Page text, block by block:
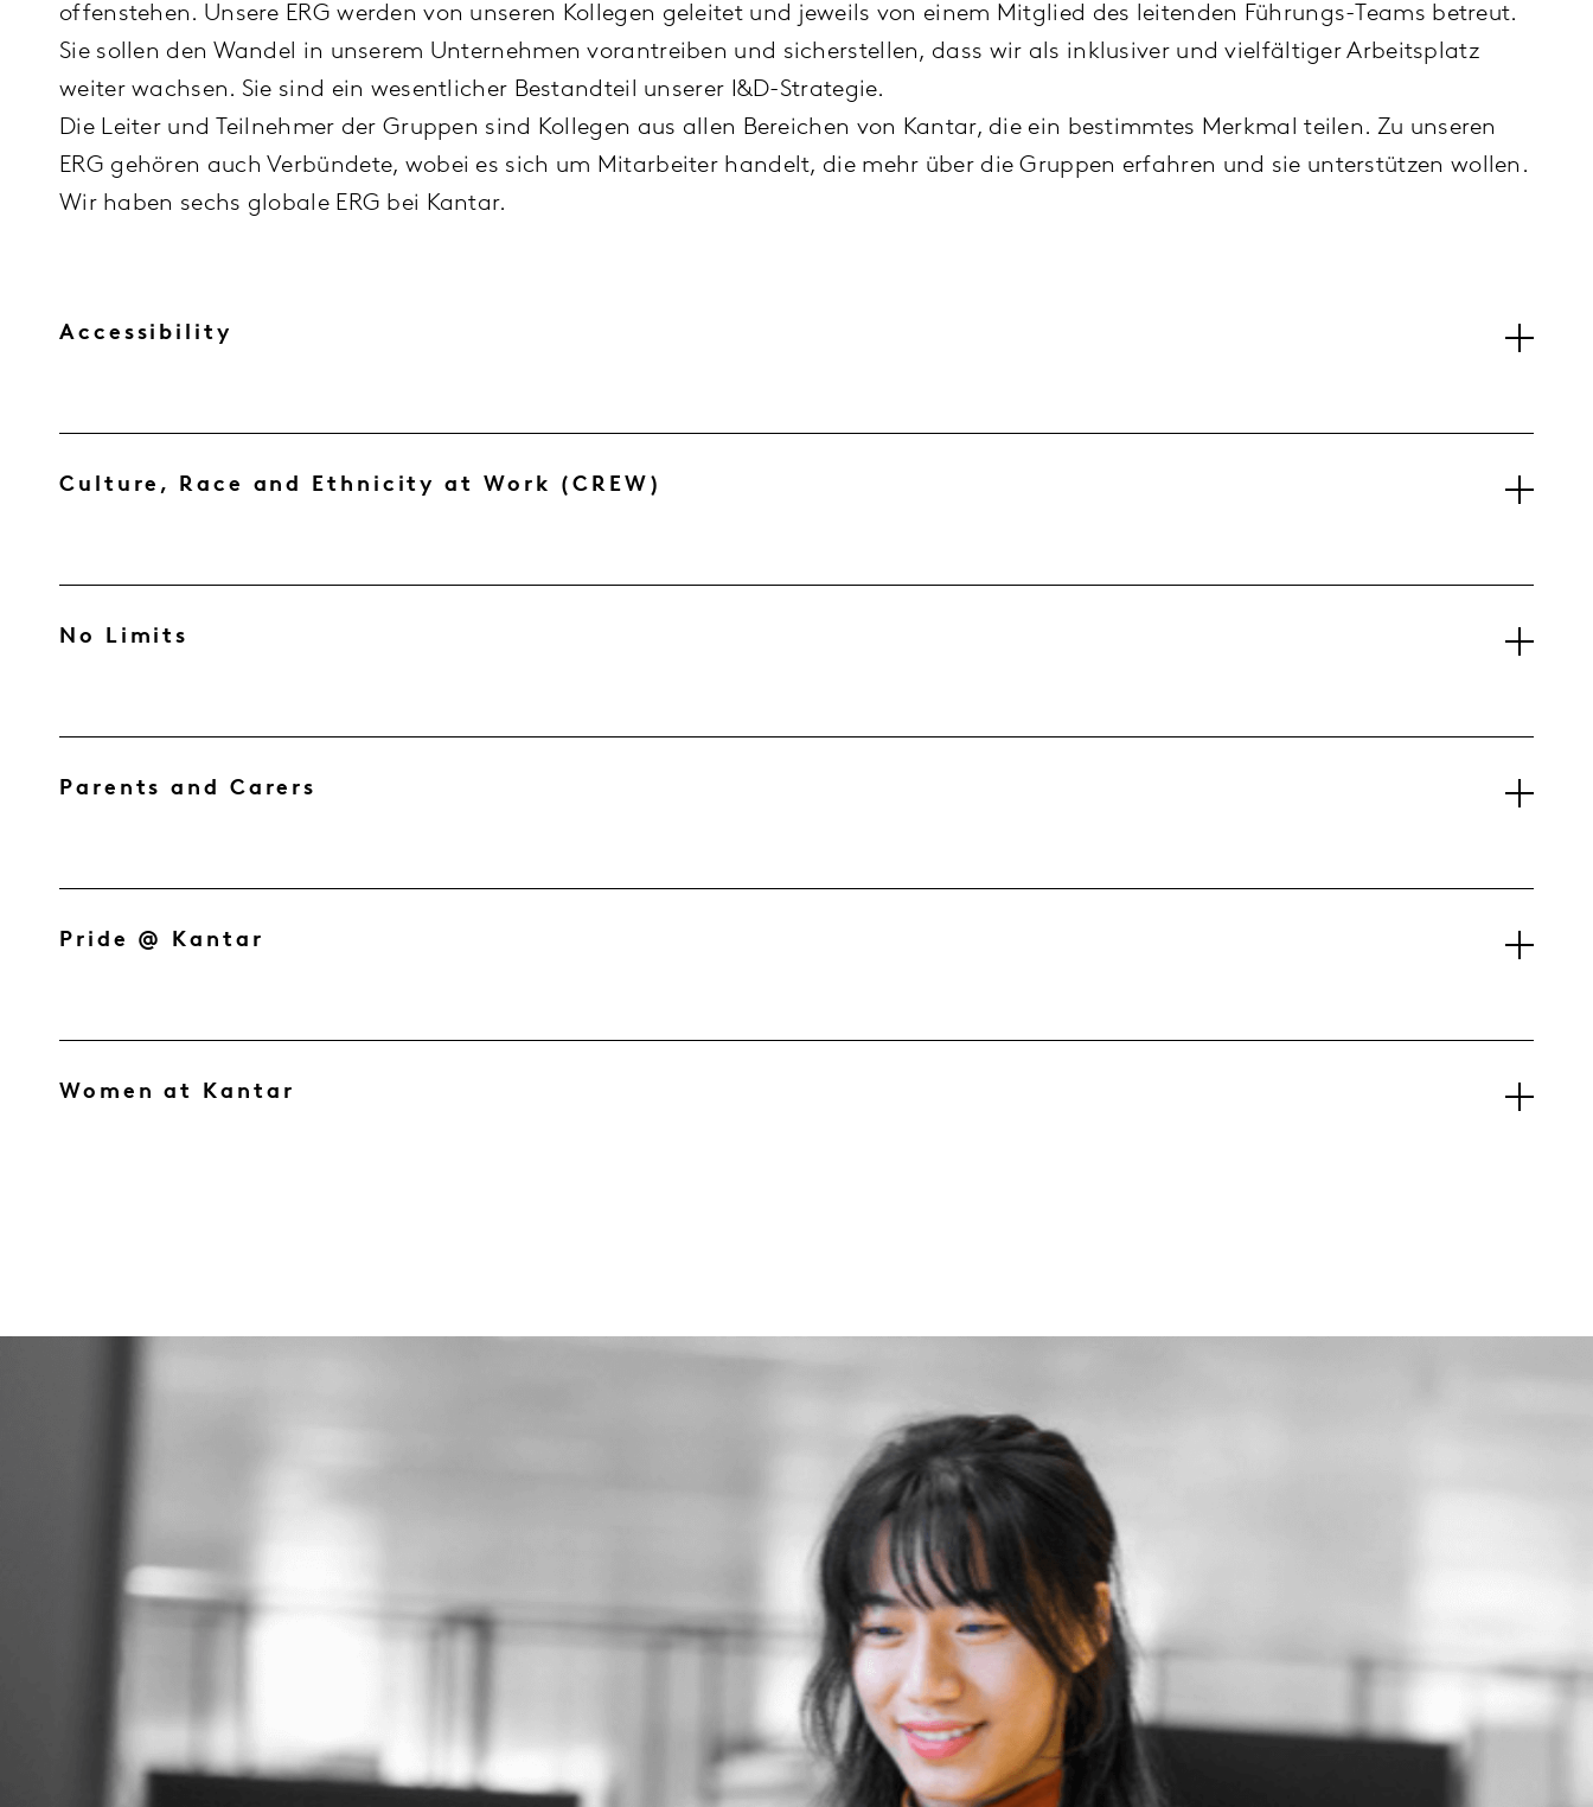
offenstehen. Unsere ERG werden von unseren Kollegen geleitet und jeweils von einem Mitglied des leitenden Führungs-Teams betreut.
Sie sollen den Wandel in unserem Unternehmen vorantreiben und sicherstellen, dass wir als inklusiver und vielfältiger Arbeitsplatz
weiter wachsen. Sie sind ein wesentlicher Bestandteil unserer I&D-Strategie.
Die Leiter und Teilnehmer der Gruppen sind Kollegen aus allen Bereichen von Kantar, die ein bestimmtes Merkmal teilen. Zu unseren
ERG gehören auch Verbündete, wobei es sich um Mitarbeiter handelt, die mehr über die Gruppen erfahren und sie unterstützen wollen.
Wir haben sechs globale ERG bei Kantar.
Accessibility
Culture, Race and Ethnicity at Work (CREW)
No Limits
Parents and Carers
Pride @ Kantar
Women at Kantar